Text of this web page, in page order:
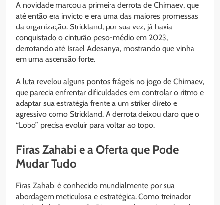
A novidade marcou a primeira derrota de Chimaev, que
até então era invicto e era uma das maiores promessas
da organização. Strickland, por sua vez, já havia
conquistado o cinturão peso-médio em 2023,
derrotando até Israel Adesanya, mostrando que vinha
em uma ascensão forte.
A luta revelou alguns pontos frágeis no jogo de Chimaev,
que parecia enfrentar dificuldades em controlar o ritmo e
adaptar sua estratégia frente a um striker direto e
agressivo como Strickland. A derrota deixou claro que o
“Lobo” precisa evoluir para voltar ao topo.
Firas Zahabi e a Oferta que Pode
Mudar Tudo
Firas Zahabi é conhecido mundialmente por sua
abordagem meticulosa e estratégica. Como treinador